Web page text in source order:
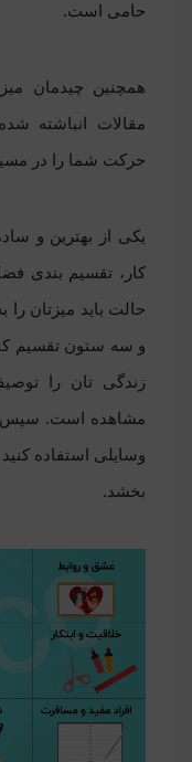
حامی است.
همچنین چیدمان
مقالات انباشته
حرکت شما را در
یکی از بهترین و
کار، تقسیم بندی
و سه ستون تقسیم
زندگی ‌تان را
مشاهده است. سپس
وسایلی استفاده
بخشد.